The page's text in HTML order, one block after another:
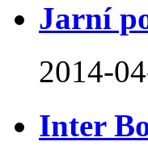
Jarní
2014-
Inter